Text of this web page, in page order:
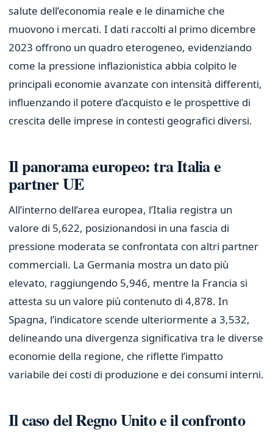
salute dell’economia reale e le dinamiche che
muovono i mercati. I dati raccolti al primo dicembre
2023 offrono un quadro eterogeneo, evidenziando
come la pressione inflazionistica abbia colpito le
principali economie avanzate con intensità differenti,
influenzando il potere d’acquisto e le prospettive di
crescita delle imprese in contesti geografici diversi.
Il panorama europeo: tra Italia e
partner UE
All’interno dell’area europea, l’Italia registra un
valore di 5,622, posizionandosi in una fascia di
pressione moderata se confrontata con altri partner
commerciali. La Germania mostra un dato più
elevato, raggiungendo 5,946, mentre la Francia si
attesta su un valore più contenuto di 4,878. In
Spagna, l’indicatore scende ulteriormente a 3,532,
delineando una divergenza significativa tra le diverse
economie della regione, che riflette l’impatto
variabile dei costi di produzione e dei consumi interni.
Il caso del Regno Unito e il confronto